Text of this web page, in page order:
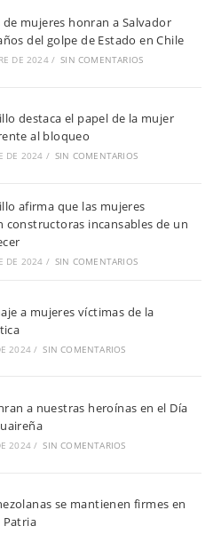
mujeres honran a Salvador
del golpe de Estado en Chile
DE 2024 / SIN COMENTARIOS
destaca el papel de la mujer
al bloqueo
DE 2024 / SIN COMENTARIOS
afirma que las mujeres
constructoras incansables de un
DE 2024 / SIN COMENTARIOS
a mujeres víctimas de la
2024 / SIN COMENTARIOS
a nuestras heroínas en el Día
2024 / SIN COMENTARIOS
se mantienen firmes en
Patria